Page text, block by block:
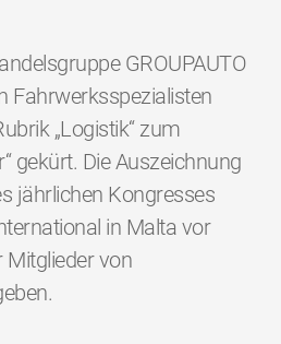
GROUPAUTO
Fahrwerksspezialisten
„Logistik“ zum
gekürt. Die Auszeichnung
jährlichen Kongresses
in Malta vor
Mitglieder von